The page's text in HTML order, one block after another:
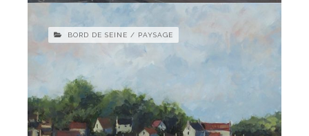
BORD DE SEINE / PAYSAGE